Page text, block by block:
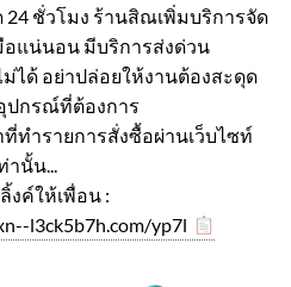
ชั่วโมง ร้านสิณเพิ่มบริการจัด
แน่นอน มีบริการส่งด่วน
ได้ อย่าปล่อยให้งานต้องสะดุด
ปกรณ์ที่ต้องการ
ทำรายการสั่งซื้อผ่านเว็บไซท์
านั้น...
งค์ให้เพื่อน :
l3ck5b7h.com/yp7l